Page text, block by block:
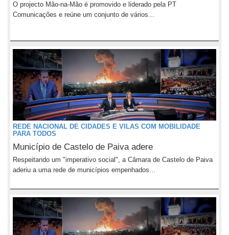
O projecto Mão-na-Mão é promovido e liderado pela PT
Comunicações e reúne um conjunto de vários...
REDE NACIONAL DE CIDADES E VILAS COM MOBILIDADE
PARA TODOS
Município de Castelo de Paiva adere
Respeitando um "imperativo social", a Câmara de Castelo de Paiva
aderiu a uma rede de municípios empenhados...